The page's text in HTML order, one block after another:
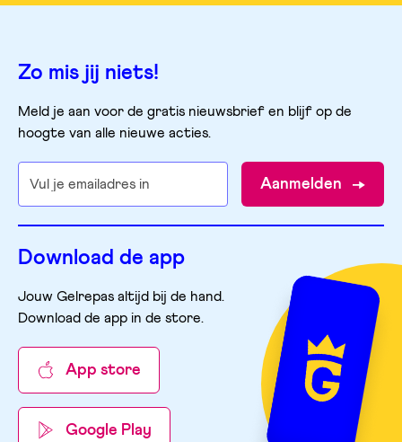
Zo mis jij niets!
Meld je aan voor de gratis nieuwsbrief en blijf op de
hoogte van alle nieuwe acties.
Aanmelden
Download de app
Jouw Gelrepas altijd bij de hand.
Download de app in de store.
App store
Google Play